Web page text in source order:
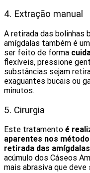
4. Extração manual
A retirada das bolinhas
amígdalas também é
ser feito de forma
flexíveis, pressione
substâncias sejam
exaguantes bucais ou
minutos.
5. Cirurgia
Este tratamento é
aparentes nos
retirada das amígdalas
acúmulo dos Cáseos
mais abrasiva que